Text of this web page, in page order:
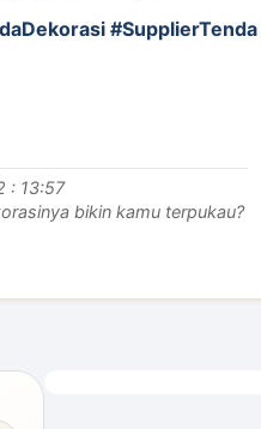
: 13:57
bikin kamu terpukau?